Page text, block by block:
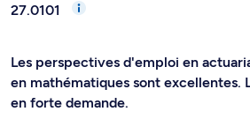
27.0101
Les perspectives d'emploi en
en mathématiques sont excellentes.
en forte demande.